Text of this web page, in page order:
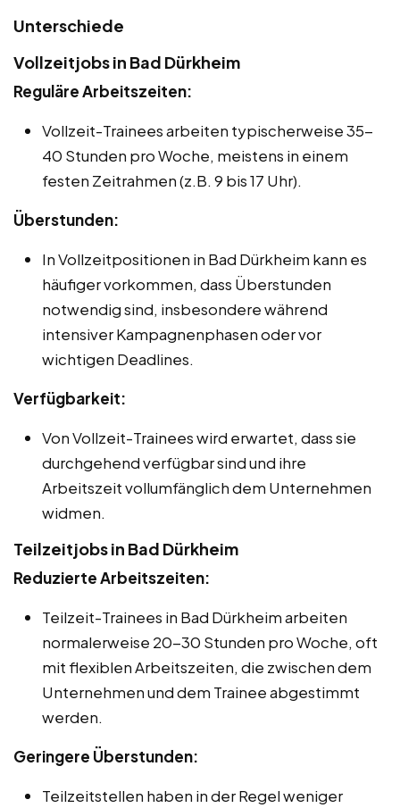
Unterschiede
Vollzeitjobs in Bad Dürkheim
Reguläre Arbeitszeiten:
Vollzeit-Trainees arbeiten typischerweise 35-
40 Stunden pro Woche, meistens in einem
festen Zeitrahmen (z.B. 9 bis 17 Uhr).
Überstunden:
In Vollzeitpositionen in Bad Dürkheim kann es
häufiger vorkommen, dass Überstunden
notwendig sind, insbesondere während
intensiver Kampagnenphasen oder vor
wichtigen Deadlines.
Verfügbarkeit:
Von Vollzeit-Trainees wird erwartet, dass sie
durchgehend verfügbar sind und ihre
Arbeitszeit vollumfänglich dem Unternehmen
widmen.
Teilzeitjobs in Bad Dürkheim
Reduzierte Arbeitszeiten:
Teilzeit-Trainees in Bad Dürkheim arbeiten
normalerweise 20-30 Stunden pro Woche, oft
mit flexiblen Arbeitszeiten, die zwischen dem
Unternehmen und dem Trainee abgestimmt
werden.
Geringere Überstunden:
Teilzeitstellen haben in der Regel weniger